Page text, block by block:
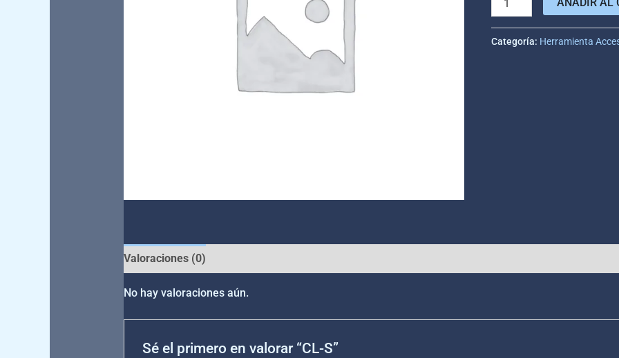
Categoría: Herramienta
Valoraciones (0)
No hay valoraciones aún.
Sé el primero en valorar “CL-S”